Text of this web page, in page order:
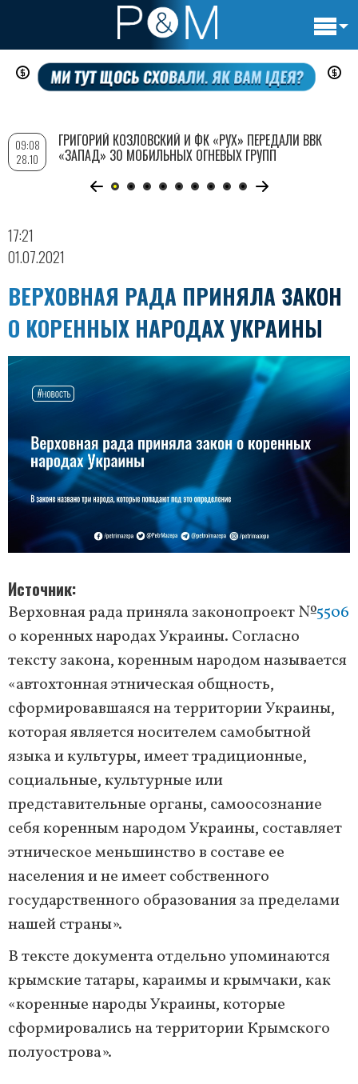
Перейти
содержанию
17:21
01.07.2021
ВЕРХОВНАЯ РАДА ПРИНЯЛА ЗАКОН
О КОРЕННЫХ НАРОДАХ УКРАИНЫ
Источник
Верховная рада приняла законопроект №5506
о коренных народах Украины. Согласно
тексту закона, коренным народом называется
«автохтонная этническая общность,
сформировавшаяся на территории Украины,
которая является носителем самобытной
языка и культуры, имеет традиционные,
социальные, культурные или
представительные органы, самоосознание
себя коренным народом Украины, составляет
этническое меньшинство в составе ее
населения и не имеет собственного
государственного образования за пределами
нашей страны».
В тексте документа отдельно упоминаются
крымские татары, караимы и крымчаки, как
«коренные народы Украины, которые
сформировались на территории Крымского
полуострова».
09:08
28.10
ГРИГОРИЙ КОЗЛОВСКИЙ И ФК «РУХ» ПЕРЕДАЛИ ВВК
«ЗАПАД» 30 МОБИЛЬНЫХ ОГНЕВЫХ ГРУПП